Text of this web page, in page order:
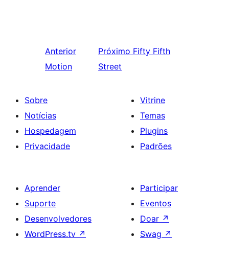
Anterior
Motion
Próximo Fifty Fifth
Street
Sobre
Notícias
Hospedagem
Privacidade
Vitrine
Temas
Plugins
Padrões
Aprender
Suporte
Desenvolvedores
WordPress.tv ↗
Participar
Eventos
Doar ↗
Swag ↗